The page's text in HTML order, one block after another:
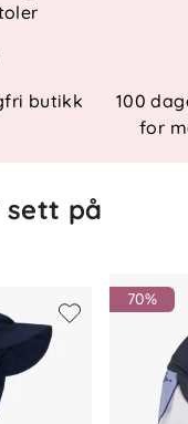
og pustende
egenskaper
polyamid
i maskin på 30
passform og
butikk
100
for
sett på
70%